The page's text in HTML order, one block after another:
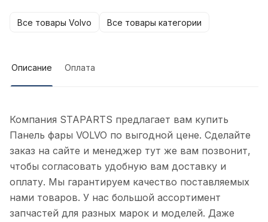
Все товары Volvo Все товары категории
Описание Оплата
Компания STAPARTS предлагает вам купить
Панель фары VOLVO по выгодной цене. Сделайте
заказ на сайте и менеджер тут же вам позвонит,
чтобы согласовать удобную вам доставку и
оплату. Мы гарантируем качество поставляемых
нами товаров. У нас большой ассортимент
запчастей для разных марок и моделей. Даже